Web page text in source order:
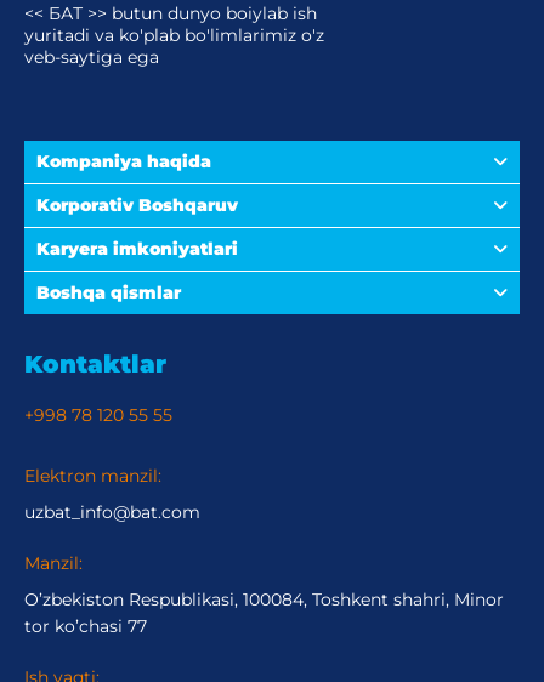
<< БАТ >> butun dunyo boiylab ish
yuritadi va ko'plab bo'limlarimiz o'z
veb-saytiga ega
Kompaniya haqida
Korporativ Boshqaruv
Karyera imkoniyatlari
Boshqa qismlar
Kontaktlar
+998 78 120 55 55
Elektron manzil:
uzbat_info@bat.com
Manzil:
O’zbekiston Respublikasi, 100084, Toshkent shahri, Minor
tor ko’chasi 77
Ish vaqti: